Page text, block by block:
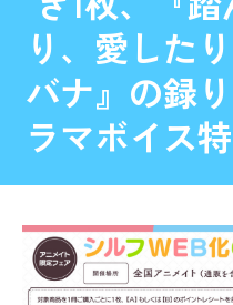
り、愛した
バナ』の録
ラマボイス